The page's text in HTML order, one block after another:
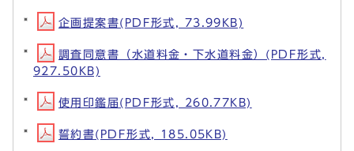
企画提案書(PDF形式, 73.99KB)
調査同意書（水道料金・下水道料金）(PDF形式,
927.50KB)
使用印鑑届(PDF形式, 260.77KB)
誓約書(PDF形式, 185.05KB)